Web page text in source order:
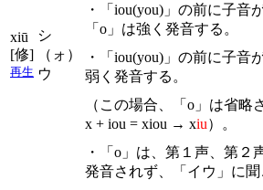
xiū
[修]
再生
シ
（ォ）
ウ
・「iou(you)」の前に子音
「o」は強く発音する。
・「iou(you)」の前に子音
弱く発音する。
（この場合、「o」は省略
x + iou = xiou → xiu）。
・「o」は、第１声、第２
発音されず、「イウ」に聞